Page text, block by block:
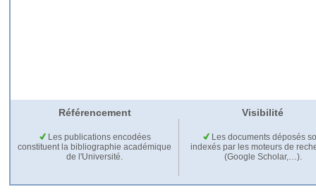
Référencement Visibilité
Les publications encodées
constituent la bibliographie académique
de l'Université.
Les documents déposés
indexés par les moteurs de
(Google Scholar,…).